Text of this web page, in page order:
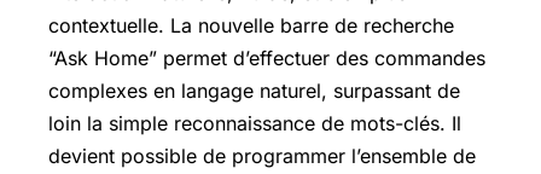
contextuelle. La nouvelle barre de recherche
“Ask Home” permet d’effectuer des commandes
complexes en langage naturel, surpassant de
loin la simple reconnaissance de mots-clés. Il
devient possible de programmer l’ensemble de